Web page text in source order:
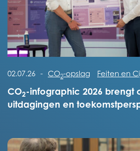
Lees het volledige bericht
CO2-infographic 2026 brengt
uitdagingen en
02.07.26 - CO2-opslag Feiten en